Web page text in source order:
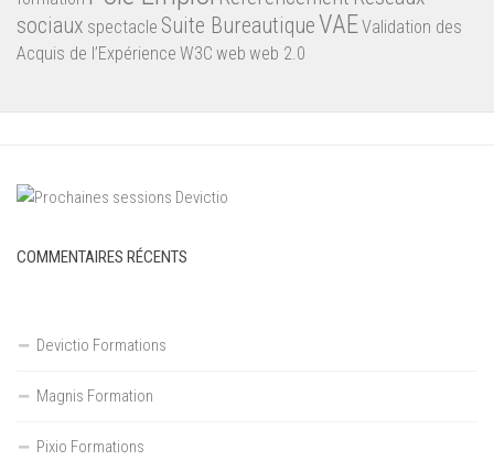
sociaux spectacle Suite BureautiqueVAEValidation des
Acquis de l’Expérience W3C web web 2.0
COMMENTAIRES RÉCENTS
Devictio Formations
Magnis Formation
Pixio Formations